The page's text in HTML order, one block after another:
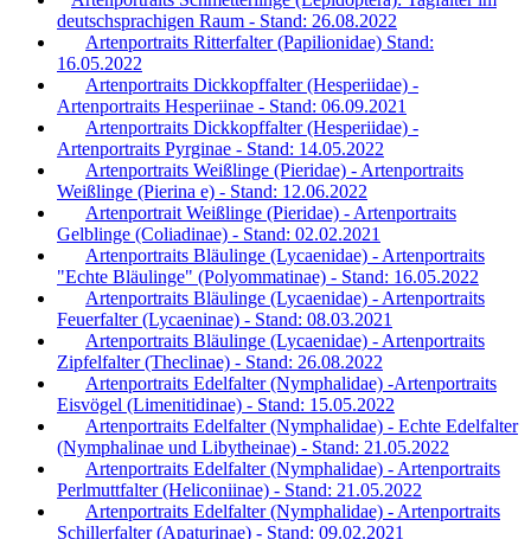
deutschsprachigen Raum - Stand: 26.08.2022
Artenportraits Ritterfalter (Papilionidae) Stand:
16.05.2022
Artenportraits Dickkopffalter (Hesperiidae) -
Artenportraits Hesperiinae - Stand: 06.09.2021
Artenportraits Dickkopffalter (Hesperiidae) -
Artenportraits Pyrginae - Stand: 14.05.2022
Artenportraits Weißlinge (Pieridae) - Artenportraits
Weißlinge (Pierina e) - Stand: 12.06.2022
Artenportrait Weißlinge (Pieridae) - Artenportraits
Gelblinge (Coliadinae) - Stand: 02.02.2021
Artenportraits Bläulinge (Lycaenidae) - Artenportraits
"Echte Bläulinge" (Polyommatinae) - Stand: 16.05.2022
Artenportraits Bläulinge (Lycaenidae) - Artenportraits
Feuerfalter (Lycaeninae) - Stand: 08.03.2021
Artenportraits Bläulinge (Lycaenidae) - Artenportraits
Zipfelfalter (Theclinae) - Stand: 26.08.2022
Artenportraits Edelfalter (Nymphalidae) -Artenportraits
Eisvögel (Limenitidinae) - Stand: 15.05.2022
Artenportraits Edelfalter (Nymphalidae) - Echte Edelfalter
(Nymphalinae und Libytheinae) - Stand: 21.05.2022
Artenportraits Edelfalter (Nymphalidae) - Artenportraits
Perlmuttfalter (Heliconiinae) - Stand: 21.05.2022
Artenportraits Edelfalter (Nymphalidae) - Artenportraits
Schillerfalter (Apaturinae) - Stand: 09.02.2021